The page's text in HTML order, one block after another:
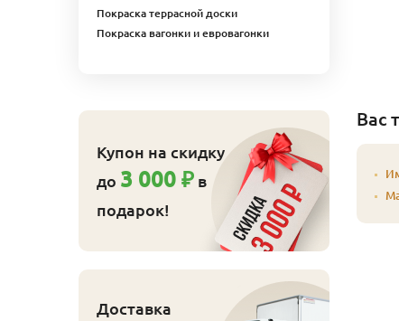
Вас
Покраска террасной доски
Покраска вагонки и евровагонки
Купон на скидку
до 3 000 ₽ в
подарок!
Доставка